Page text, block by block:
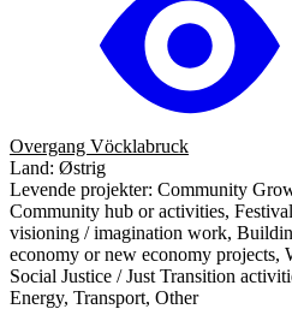
Overgang Vöcklabruck
Land: Østrig
Levende projekter: Community
Community hub or activities,
visioning / imagination work,
economy or new economy projects,
Social Justice / Just Transition
Energy, Transport, Other